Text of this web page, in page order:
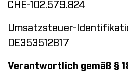
CHE-102.579.824
Umsatzsteuer-
DE353512817
Verantwortlich gemäß §